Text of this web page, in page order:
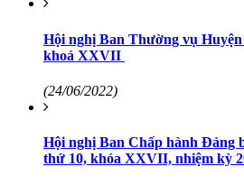
Hội nghị Ban Thường vụ
khoá XXVII
(24/06/2022)
Hội nghị Ban Chấp hành Đảng
thứ 10, khóa XXVII, nhiệm kỳ